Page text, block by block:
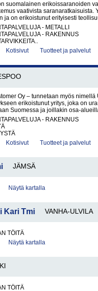
suomalainen erikoissaranoiden
vaativista saranaratkaisuista.
ja on erikoistunut erityisesti
- METALLI
- RAKENNUS
Kotisivut Tuotteet ja palvelut
Oy – tunnetaan myös
erikoistunut yritys, joka on
Suomessa ja joillakin osa-
- RAKENNUS
Kotisivut Tuotteet ja palvelut
JÄMSÄ
Näytä kartalla
Kari Tmi VANHA-ULVILA
TÖITÄ
Näytä kartalla
TÖITÄ